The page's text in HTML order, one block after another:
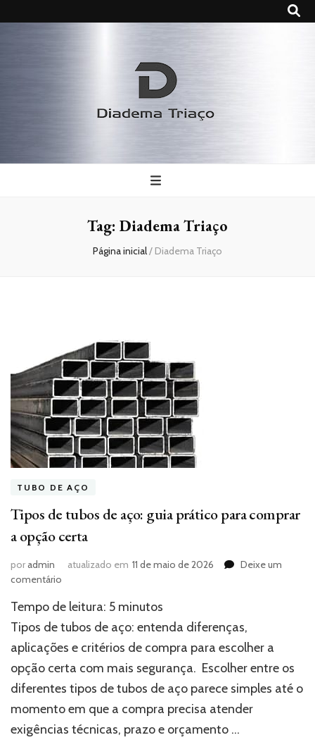
Diadema
Triaço
Tag: Diadema Triaço
Página inicial/ Diadema Triaço
TUBO DE AÇO
Tipos de tubos de aço: guia prático para comprar
a opção certa
poradmin atualizado em 11 de maio de 2026
Deixe um
comentário
de
tubos
aço:
guia
prático
para
comprar
a
Tempo de leitura: 5 minutos
Tipos de tubos de aço: entenda diferenças,
aplicações e critérios de compra para escolher a
opção certa com mais segurança. Escolher entre os
diferentes tipos de tubos de aço parece simples até o
momento em que a compra precisa atender
exigências técnicas, prazo e orçamento …